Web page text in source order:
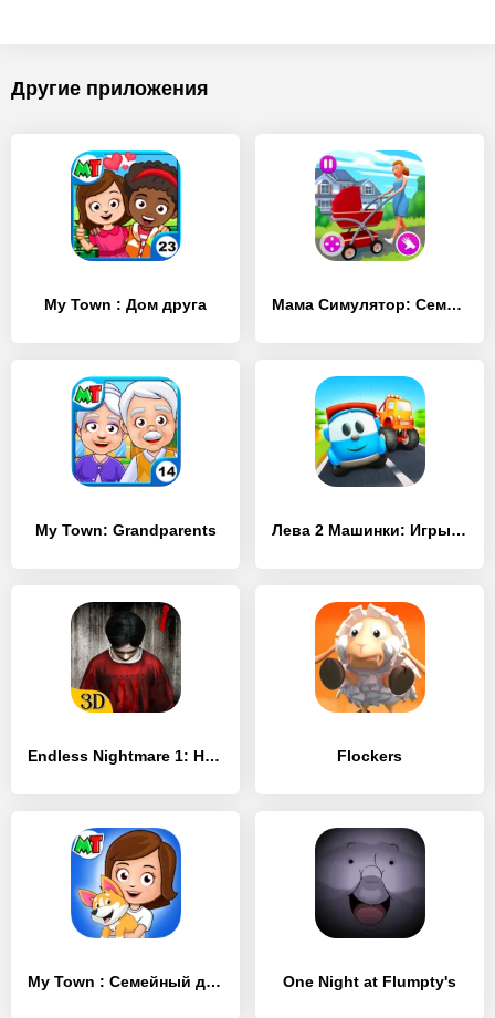
Другие приложения
My Town : Дом друга Мама Симулятор: Семейная жизнь
My Town: Grandparents Лева 2 Машинки: Игры для Детей
Endless Nightmare 1: Home Flockers
My Town : Семейный дом One Night at Flumpty's